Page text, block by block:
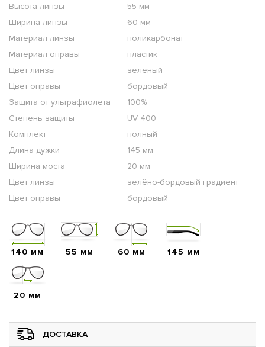
Высота линзы
55 мм
Ширина линзы
60 мм
Материал линзы
поликарбонат
Материал оправы
пластик
Цвет линзы
зелёный
Цвет оправы
бордовый
Защита от ультрафиолета
100%
Степень защиты
UV 400
Комплект
полный
Длина дужки
145 мм
Ширина моста
20 мм
Цвет линзы
зелёно-бордовый градиент
Цвет оправы
бордовый
140 мм 55 мм 60 мм 145 мм
20 мм
ДОСТАВКА